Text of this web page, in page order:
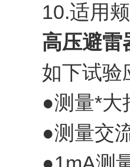
10.适用
高压避雷
如下试验
●测量*大
●测量交